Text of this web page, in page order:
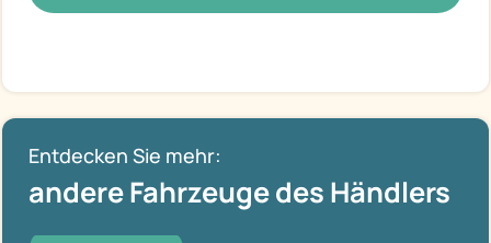
Entdecken Sie mehr:
andere Fahrzeuge des Händlers